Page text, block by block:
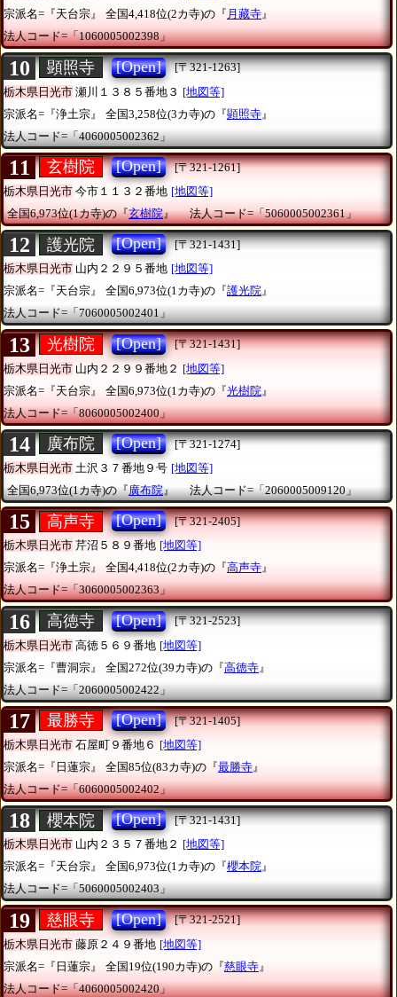
宗派名=『天台宗』
全国4,418位(2カ寺)の『 月藏寺』
法人コード=「1060005002398」
10 顕照寺 [Open]
[〒321-1263]
栃木県日光市 瀬川１３８５番地３ [地図等]
宗派名=『浄土宗』
全国3,258位(3カ寺)の『顕照寺 』
法人コード=「4060005002362」
11 玄樹院 [Open]
[〒321-1261]
栃木県日光市 今市１１３２番地 [地図等]
全国6,973位(1カ寺)の『玄樹院』 法人コード=「5060005002361」
12 護光院 [Open]
[〒321-1431]
栃木県日光市 山内２２９５番地 [地図等]
宗派名=『天台宗』
全国6,973位(1カ寺)の『護光院』
法人コード=「7060005002401」
13 光樹院 [Open]
[〒321-1431]
栃木県日光市 山内２２９９番地２ [地図等]
宗派名=『天台宗』
全国6,973位(1カ寺)の『光樹院 』
法人コード=「8060005002400」
14 廣布院 [Open]
[〒321-1274]
栃木県日光市 土沢３７番地９号 [地図等]
全国6,973位(1カ寺)の『廣布院』 法人コード=「2060005009120」
15 高声寺 [Open]
[〒321-2405]
栃木県日光市 芹沼５８９番地 [地図等]
宗派名=『浄土宗』
全国4,418位(2カ寺)の『高声寺』
法人コード=「3060005002363」
16 高徳寺 [Open]
[〒321-2523]
栃木県日光市 高徳５６９番地 [地図等]
宗派名=『曹洞宗』
全国272位(39カ寺)の『高徳寺 』
法人コード=「2060005002422」
17 最勝寺 [Open]
[〒321-1405]
栃木県日光市 石屋町９番地６ [地図等]
宗派名=『日蓮宗』
全国85位(83カ寺)の『最勝寺 』
法人コード=「6060005002402」
18 櫻本院 [Open]
[〒321-1431]
栃木県日光市 山内２３５７番地２ [地図等]
宗派名=『天台宗』
全国6,973位(1カ寺)の『櫻本院』
法人コード=「5060005002403」
19 慈眼寺 [Open]
[〒321-2521]
栃木県日光市 藤原２４９番地 [地図等]
宗派名=『日蓮宗』
全国19位(190カ寺)の『慈眼寺 』
法人コード=「4060005002420」